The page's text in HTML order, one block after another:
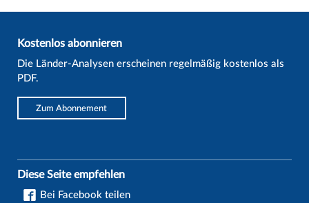
Kostenlos abonnieren
Die Länder-Analysen erscheinen regelmäßig kostenlos als
PDF.
Zum Abonnement
Diese Seite empfehlen
Bei Facebook teilen